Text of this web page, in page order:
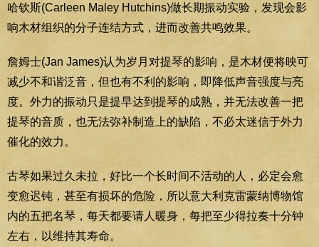
哈钦斯(Carleen Maley Hutchins)做长期振动实验，发现会影
响木材组织的分子连结方式，进而改善共鸣效果。
詹姆士(Jan James)认为岁月对提琴的影响，是木材便将映可
减少不和谐泛音，但也有不利的影响，即降低声音强度与亮
度。外力的振动只是提早达到提琴的成熟，并无法改善一把
提琴的音质，也无法弥补制造上的缺陷，不必太迷信于外力
催化的效力。
古琴如果过久未拉，好比一个长时间不活动的人，必定会愈
变愈迟钝，甚至有损坏的危险，所以意大利克雷蒙纳博物馆
内的五把名琴，每天都要请人暖身，每把至少得拉奏十分钟
左右，以维持其寿命。